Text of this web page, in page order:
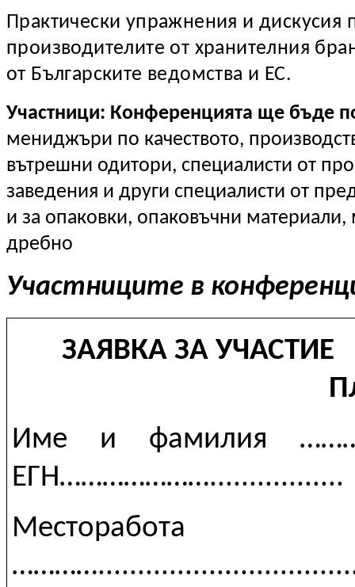
Практически упражнения и дискусия
производителите от хранителния
от Българските ведомства и ЕС.
Участници: Конференцията ще бъде
мениджъри по качеството,
вътрешни одитори, специалисти от
заведения и други специалисти от
и за опаковки, опаковъчни
дребно
Участниците в
ЗАЯВКА ЗА УЧАСТИЕ
Име и фамилия
ЕГН………………….................
Месторабота